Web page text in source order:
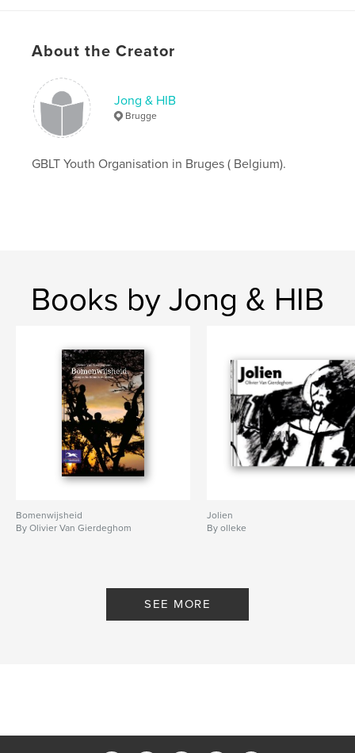
ISBN 978 9 081 277365 , Jong & HiB
Snoozefoxie (Russian)
Oliver Robert
About the Creator
Jong & HIB
Brugge
GBLT Youth Organisation in Bruges ( Belgium).
Books by Jong & HIB
Bomenwijsheid
By Olivier Van Gierdeghom
Jolien
By olleke
SEE MORE